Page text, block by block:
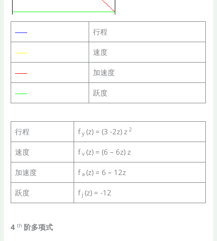
行程
速度
加速度
跃度
行程 fy (z) = (3 -2z) z2
速度 fv (z) = (6 – 6z) z
加速度 fa (z) = 6 – 12z
跃度 fj (z) = -12
4 th 阶多项式